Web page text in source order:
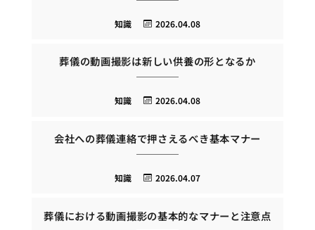
2026.04.08
知識
葬儀の動画撮影は新しい供養の形となるか
2026.04.08
知識
会社への葬儀連絡で押さえるべき基本マナー
2026.04.07
知識
葬儀における動画撮影の基本的なマナーと注意点